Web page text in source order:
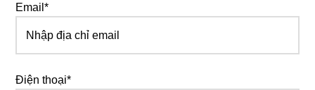
Email*
Điện thoại*